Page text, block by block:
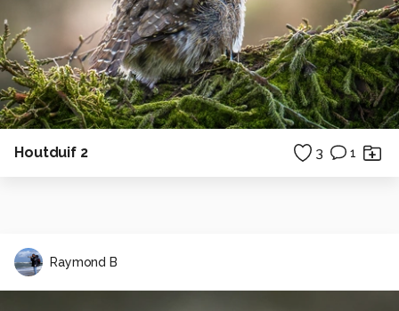
Houtduif 2 3 1
Raymond B